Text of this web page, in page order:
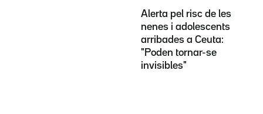
Alerta pel risc de les
nenes i adolescents
arribades a Ceuta:
"Poden tornar-se
invisibles"